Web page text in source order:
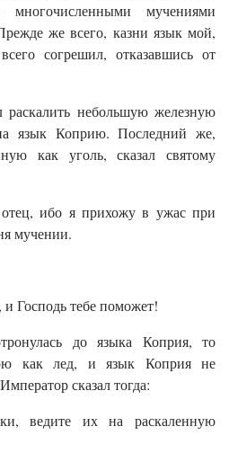
мучениями
же всего, казни язык мой,
согрешил, отказавшись от
раскалить небольшую железную
язык Коприю. Последний же,
как уголь, сказал святому
ибо я прихожу в ужас при
мучении.
Господь тебе поможет!
до языка Коприя, то
как лед, и язык Коприя не
сказал тогда:
ведите их на раскаленную